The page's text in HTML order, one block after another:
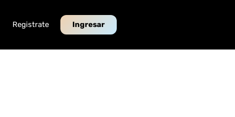
Registrate Ingresar